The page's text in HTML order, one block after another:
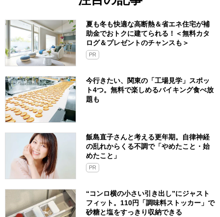
夏も冬も快適な高断熱＆省エネ住宅が補
助金でおトクに建てられる！＜無料カタ
ログ＆プレゼントのチャンスも＞
PR
今行きたい、関東の「工場見学」スポッ
ト4つ。無料で楽しめるバイキング食べ放
題も
飯島直子さんと考える更年期。自律神経
の乱れからくる不調で「やめたこと・始
めたこと」
PR
“コンロ横の小さい引き出し”にジャスト
フィット。110円「調味料ストッカー」で
砂糖と塩をすっきり収納できる